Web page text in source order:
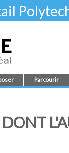
Parcourir